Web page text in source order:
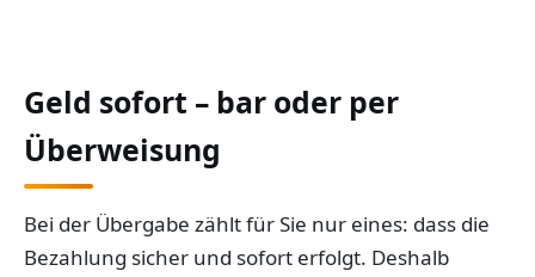
Geld sofort – bar oder per
Überweisung
Bei der Übergabe zählt für Sie nur eines: dass die
Bezahlung sicher und sofort erfolgt. Deshalb